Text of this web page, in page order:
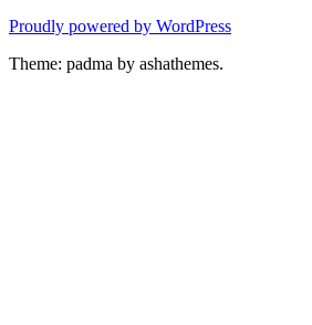
Proudly powered by WordPress
Theme: padma by ashathemes.